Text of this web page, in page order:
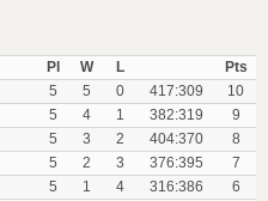
Pl
W L
Pts
5 5 0 417:309
10
5 4 1 382:319
9
5 3 2 404:370
8
5 2 3 376:395
7
5 1 4 316:386
6